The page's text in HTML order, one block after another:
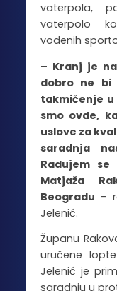
vaterpola,
vaterpolo
vodenih
– Kranj je
dobro ne bi
takmičenje
smo ovde,
uslove za
saradnja
Radujem
Matjaža
Beogradu –
Jelenić.
Županu
uručene
Jelenić je
saradnju u